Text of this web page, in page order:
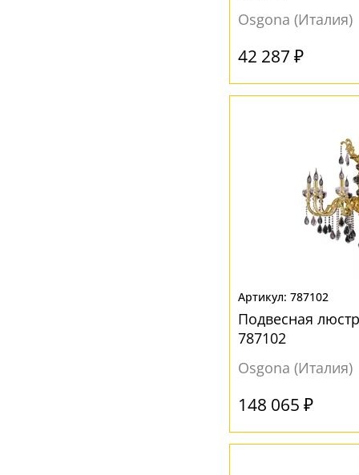
Osgona (Италия)
42 287 ₽
787102
Подвесная
787102
Osgona (Италия)
148 065 ₽